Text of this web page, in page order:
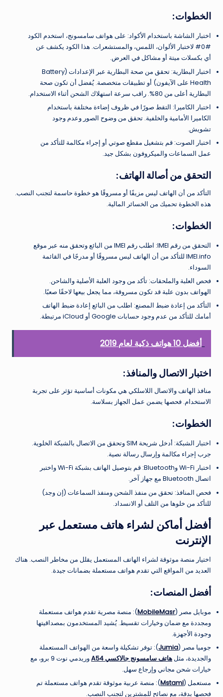
الخطوات:
اختبار الشاشة باستخدام الأكواد: على هواتف سامسونج، استخدم الكود
#0# لاختبار الألوان، اللمس، والمستشعرات. هذا الكود يكشف عن
أي بكسلات ميتة أو مشاكل في العرض.
اختبار البطارية: تحقق من صحة البطارية عبر الإعدادات (Battery
Health على الآيفون) أو تطبيقات متخصصة. يُفضل أن تكون صحة
البطارية أعلى من 80%. راقب سرعة استهلاك الشحن أثناء الاستخدام.
اختبار الكاميرا: التقط صورًا في ظروف إضاءة مختلفة باستخدام
الكاميرا الأمامية والخلفية. تحقق من وضوح الصور وعدم وجود
تشويش.
اختبار الصوت: قم بتشغيل مقطع صوتي أو إجراء مكالمة للتأكد من
عمل السماعات والميكروفون بشكل جيد.
التحقق من أصالة الهاتف:
التأكد من أن الهاتف ليس مزيفًا أو مسروقًا هو خطوة حاسمة لتجنب النصب.
هذه الخطوة تحميك من الخسائر المالية.
الخطوات:
التحقق من رقم IMEI: اطلب رقم IMEI من البائع وتحقق منه عبر موقع
IMEI.info للتأكد من أن الهاتف ليس مسروقًا أو مدرجًا في القائمة
السوداء.
فحص العلبة والملحقات: تأكد من وجود العلبة الأصلية والشاحن.
الهواتف بدون علبة قد تكون مسروقة، مما يجعل بيعها لاحقًا صعبًا.
التأكد من إعادة ضبط المصنع: اطلب من البائع إعادة ضبط الهاتف
أمامك للتأكد من عدم وجود حسابات Google أو iCloud مرتبطة.
أفضل 10 هواتف ذكية لعام 2019
اختبار الاتصال والمنافذ:
منافذ الهاتف والاتصال اللاسلكي هي مكونات أساسية تؤثر على تجربة
الاستخدام. فحصها يضمن عمل الجهاز بسلاسة.
الخطوات:
اختبار الشبكة: أدخل شريحة SIM وتحقق من الاتصال بالشبكة الخلوية.
جرب إجراء مكالمة وإرسال رسالة نصية.
اختبار Wi-Fi وBluetooth: قم بتوصيل الهاتف بشبكة Wi-Fi واختبر
اتصال Bluetooth مع جهاز آخر.
فحص المنافذ: تحقق من منفذ الشحن ومنفذ السماعات (إن وجد)
للتأكد من خلوها من التلف أو الانسداد.
أفضل أماكن لشراء هاتف مستعمل عبر
الإنترنت
اختيار منصة موثوقة لشراء الهاتف المستعمل يقلل من مخاطر النصب. هناك
العديد من المواقع التي تقدم هواتف مستعملة بضمانات جيدة.
أفضل المنصات:
موبايل مصر (MobileMasr): منصة مصرية تقدم هواتف مستعملة
ومجددة مع ضمان وخيارات تقسيط. يُشيد المستخدمون بمصداقيتها
وجودة الأجهزة.
جوميا مصر (Jumia): توفر تشكيلة واسعة من الهواتف المستعملة
والجديدة، مثل هاتف سامسونج جالاكسي A54
وريدمي نوت 9 برو، مع
خيارات شحن مجاني وإرجاع سهل.
مستعمل (Mstaml): منصة عربية موثوقة تقدم هواتف مستعملة تم
فحصها بدقة، مع نصائح للمشترين لتجنب النصب.